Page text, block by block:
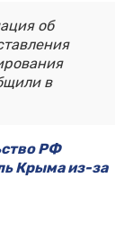
об
в
РФ
Крыма из-за